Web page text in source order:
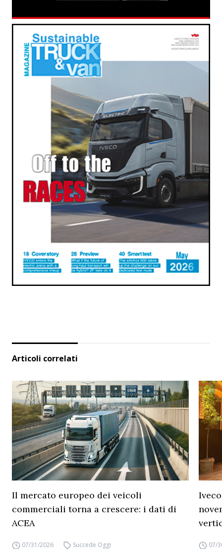
Articoli correlati
Il mercato europeo dei veicoli
commerciali torna a crescere: i dati di
ACEA
07/31/2026 Succede Oggi 07/